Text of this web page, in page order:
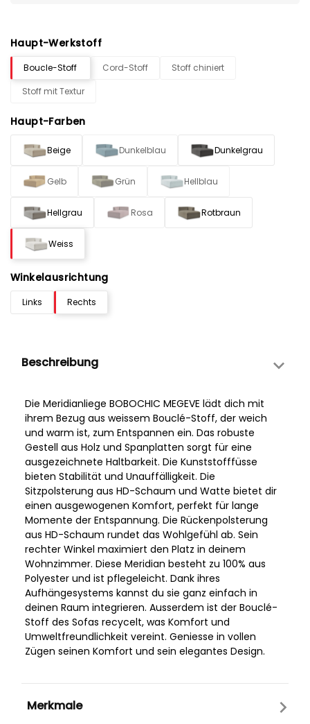
Haupt-Werkstoff
Boucle-Stoff Cord-Stoff
Stoff chiniert
Stoff mit Textur
Haupt-Farben
Beige Dunkelblau Dunkelgrau
Gelb Grün Hellblau
Hellgrau Rosa Rotbraun
Weiss
Winkelausrichtung
Links Rechts
Beschreibung
Die Meridianliege BOBOCHIC MEGEVE lädt dich mit
ihrem Bezug aus weissem Bouclé-Stoff, der weich
und warm ist, zum Entspannen ein. Das robuste
Gestell aus Holz und Spanplatten sorgt für eine
ausgezeichnete Haltbarkeit. Die Kunststofffüsse
bieten Stabilität und Unauffälligkeit. Die
Sitzpolsterung aus HD-Schaum und Watte bietet dir
einen ausgewogenen Komfort, perfekt für lange
Momente der Entspannung. Die Rückenpolsterung
aus HD-Schaum rundet das Wohlgefühl ab. Sein
rechter Winkel maximiert den Platz in deinem
Wohnzimmer. Diese Meridian besteht zu 100% aus
Polyester und ist pflegeleicht. Dank ihres
Aufhängesystems kannst du sie ganz einfach in
deinen Raum integrieren. Ausserdem ist der Bouclé-
Stoff des Sofas recycelt, was Komfort und
Umweltfreundlichkeit vereint. Geniesse in vollen
Zügen seinen Komfort und sein elegantes Design.
Merkmale